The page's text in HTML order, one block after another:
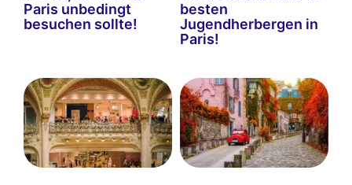
Paris unbedingt
besuchen sollte!
besten
Jugendherbergen in
Paris!